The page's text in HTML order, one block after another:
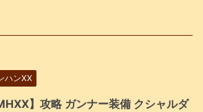
ハンXX
】攻略 ガンナー装備 クシャルダ